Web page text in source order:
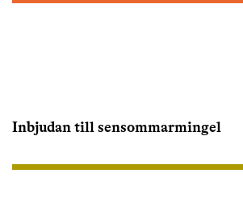
Inbjudan till sensommarmingel